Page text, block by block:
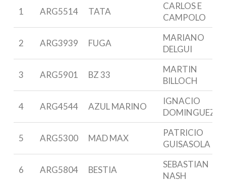
1 ARG5514 TATA
CARLOS E
CAMPOLO
2 ARG3939 FUGA
MARIANO
DELGUI
3 ARG5901 BZ 33
MARTIN
BILLOCH
4 ARG4544 AZUL MARINO
IGNACIO
DOMINGUEZ
5 ARG5300 MAD MAX
PATRICIO
GUISASOLA
6 ARG5804 BESTIA
SEBASTIAN
NASH